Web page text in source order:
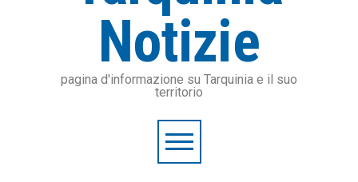
Notizie
pagina d'informazione su Tarquinia e il suo
territorio